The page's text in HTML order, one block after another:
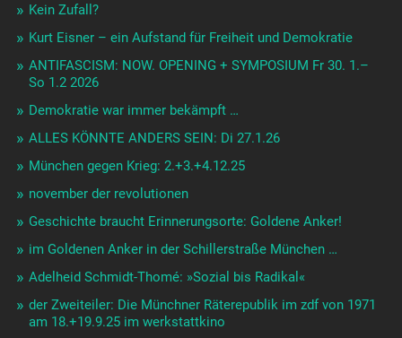
Kein Zufall?
Kurt Eisner – ein Aufstand für Freiheit und Demokratie
ANTIFASCISM: NOW. OPENING + SYMPOSIUM Fr 30. 1.–
So 1.2 2026
Demokratie war immer bekämpft …
ALLES KÖNNTE ANDERS SEIN: Di 27.1.26
München gegen Krieg: 2.+3.+4.12.25
november der revolutionen
Geschichte braucht Erinnerungsorte: Goldene Anker!
im Goldenen Anker in der Schillerstraße München …
Adelheid Schmidt-Thomé: »Sozial bis Radikal«
der Zweiteiler: Die Münchner Räterepublik im zdf von 1971
am 18.+19.9.25 im werkstattkino